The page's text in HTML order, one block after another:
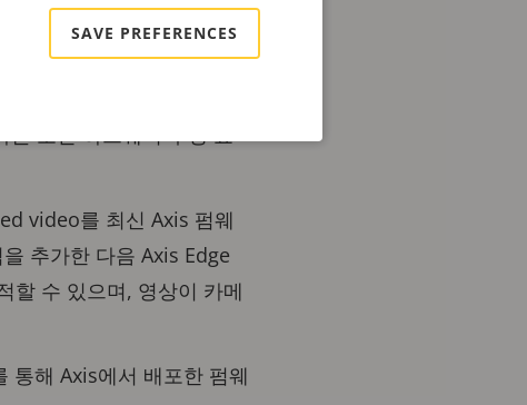
완전하고 확실하게 신뢰할
포트폴리오의 많은 영
는 보안 하드웨어 구성 요
video를 최신 Axis 펌웨
추가한 다음 Axis Edge
할 수 있으며, 영상이 카메
해 Axis에서 배포한 펌웨
SAVE PREFERENCES